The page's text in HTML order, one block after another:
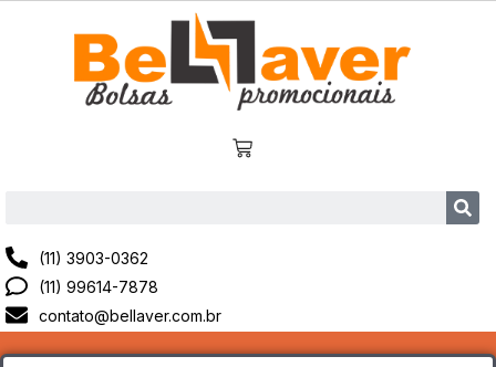
(11) 3903-0362
(11) 99614-7878
contato@bellaver.com.br